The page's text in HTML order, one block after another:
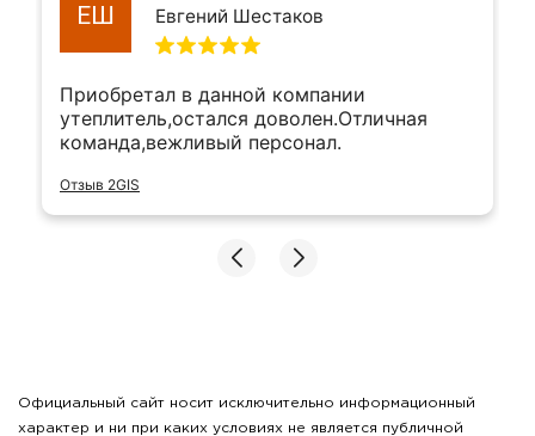
ЕШ Евгений Шестаков
Приобретал в данной компании
утеплитель,остался доволен.Отличная
команда,вежливый персонал.
Отзыв 2GIS
Официальный сайт носит исключительно информационный
характер и ни при каких условиях не является публичной